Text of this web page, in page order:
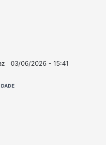
Xe-
03/06/2026 - 15:41